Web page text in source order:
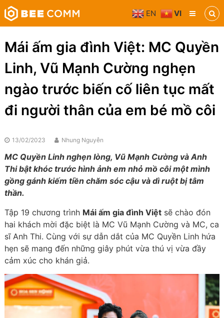
Skip
to
content
Bee
Comm
Truyền
thông
phương
tiện
Mái ấm gia đình Việt: MC Quyền
Linh, Vũ Mạnh Cường nghẹn
ngào trước biến cố liên tục mất
đi người thân của em bé mồ côi
13/02/2023 Nhung Nguyễn
MC Quyền Linh nghẹn lòng, Vũ Mạnh Cường và Anh
Thi bật khóc trước hình ảnh em nhỏ mồ côi một mình
gồng gánh kiếm tiền chăm sóc cậu và dì ruột bị tâm
thần.
Tập 19 chương trình Mái ấm gia đình Việtsẽ chào đón
hai khách mời đặc biệt là MC Vũ Mạnh Cường và MC, ca
sĩ Anh Thi. Cùng với sự dẫn dắt của MC Quyền Linh hứa
hẹn sẽ mang đến những giây phút vừa thú vị vừa đầy
cảm xúc cho khán giả.
EN VI